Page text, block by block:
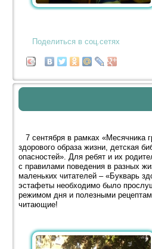
Поделиться в соц.сетях
7 сентября в рамках «Месячника
здорового образа жизни, детская
опасностей». Для ребят и их
с правилами поведения в разных
маленьких читателей – «Букварь
эстафеты необходимо было
режимом дня и полезными
читающие!